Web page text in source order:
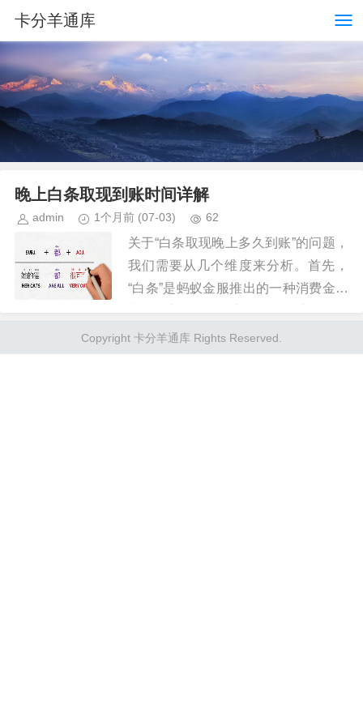
卡分羊通库
晚上白条取现到账时间详解
admin 1个月前 (07-03) 62
关于“白条取现晚上多久到账”的问题，
我们需要从几个维度来分析。首先，
“白条”是蚂蚁金服推出的一种消费金融
而“取现”则是指通过绑定银行卡，将消
费额度转换为现金直接提取出...
Copyright 卡分羊通库 Rights Reserved.